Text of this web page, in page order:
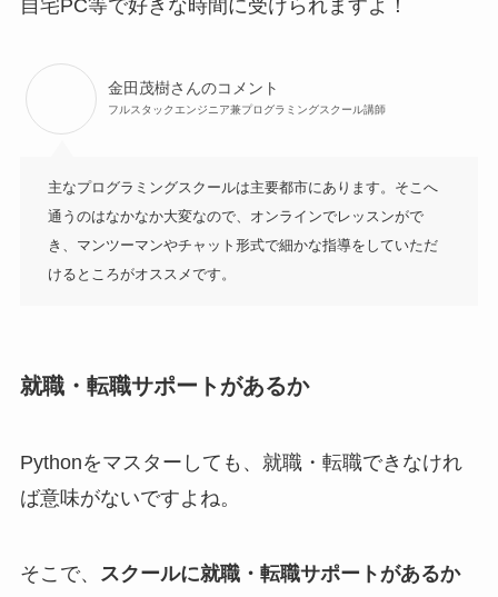
自宅PC等で好きな時間に受けられますよ！
金田茂樹さんのコメント
フルスタックエンジニア兼プログラミングスクール講師
主なプログラミングスクールは主要都市にあります。そこへ
通うのはなかなか大変なので、オンラインでレッスンがで
き、マンツーマンやチャット形式で細かな指導をしていただ
けるところがオススメです。
就職・転職サポートがあるか
Pythonをマスターしても、就職・転職できなけれ
ば意味がないですよね。
そこで、 スクールに就職・転職サポートがあるか